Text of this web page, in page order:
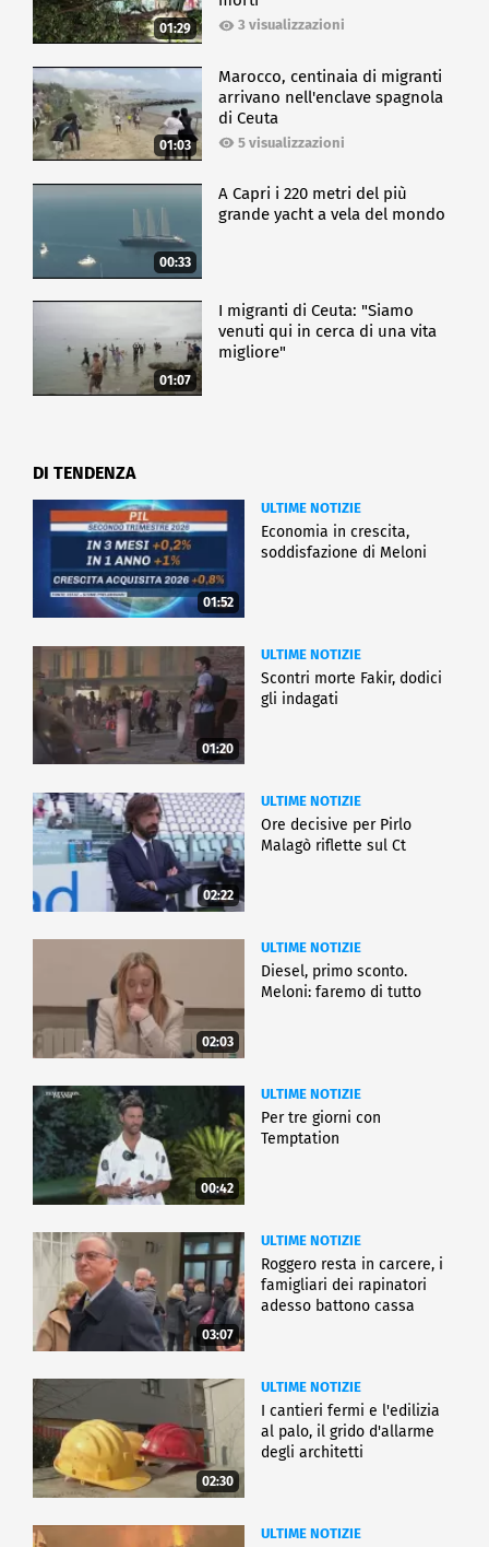
01:29 3 visualizzazioni
01:03
Marocco, centinaia di migranti
arrivano nell'enclave spagnola
di Ceuta
5 visualizzazioni
00:33
A Capri i 220 metri del più
grande yacht a vela del mondo
01:07
I migranti di Ceuta: "Siamo
venuti qui in cerca di una vita
migliore"
DI TENDENZA
01:52
ULTIME NOTIZIE
Economia in crescita,
soddisfazione di Meloni
01:20
ULTIME NOTIZIE
Scontri morte Fakir, dodici
gli indagati
02:22
ULTIME NOTIZIE
Ore decisive per Pirlo
Malagò riflette sul Ct
02:03
ULTIME NOTIZIE
Diesel, primo sconto.
Meloni: faremo di tutto
00:42
ULTIME NOTIZIE
Per tre giorni con
Temptation
03:07
ULTIME NOTIZIE
Roggero resta in carcere, i
famigliari dei rapinatori
adesso battono cassa
02:30
ULTIME NOTIZIE
I cantieri fermi e l'edilizia
al palo, il grido d'allarme
degli architetti
ULTIME NOTIZIE